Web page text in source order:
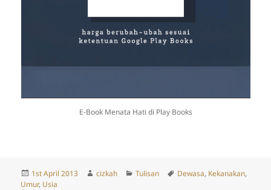
E-Book Menata Hati di Play Books
Posted
on
1st April 2013 Author
cizkah Categories
Tulisan Tags
Dewasa, Kekanakan,
Umur, Usia